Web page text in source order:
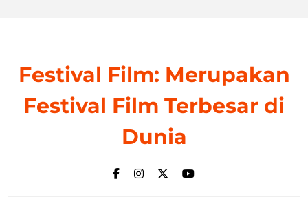
Festival Film: Merupakan
Festival Film Terbesar di
Dunia